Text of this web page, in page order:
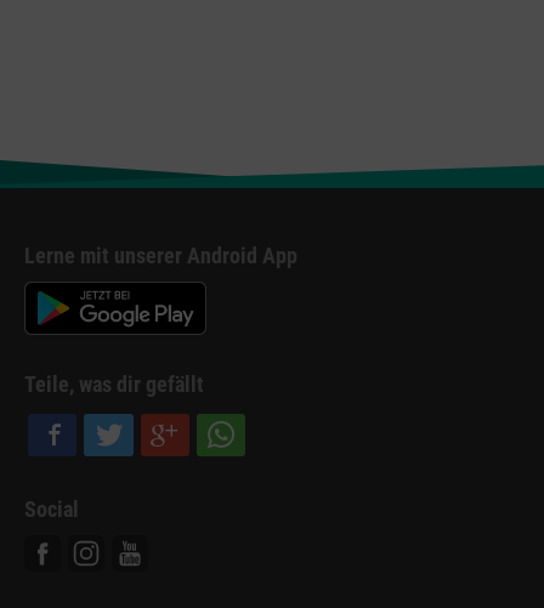
Lerne mit unserer Android App
Teile, was dir gefällt
Social